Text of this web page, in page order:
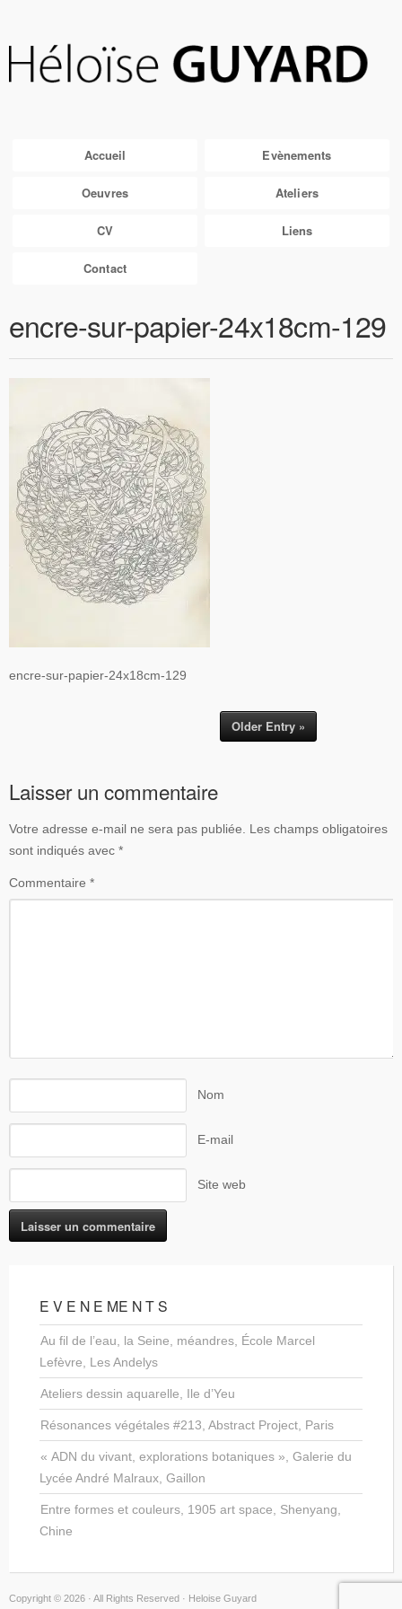
Accueil Evènements
Oeuvres Ateliers
CV Liens
Contact
encre-sur-papier-24x18cm-129
encre-sur-papier-24x18cm-129
Older Entry »
Laisser un commentaire
Votre adresse e-mail ne sera pas publiée.
Les champs obligatoires
sont indiqués avec *
Commentaire *
Nom
E-mail
Site web
E V E N E ME N T S
Au fil de l’eau, la Seine, méandres, École Marcel
Lefèvre, Les Andelys
Ateliers dessin aquarelle, Ile d’Yeu
Résonances végétales #213, Abstract Project, Paris
« ADN du vivant, explorations botaniques », Galerie du
Lycée André Malraux, Gaillon
Entre formes et couleurs, 1905 art space, Shenyang,
Chine
Copyright © 2026 · All Rights Reserved · Heloise Guyard